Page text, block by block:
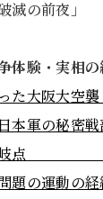
滅の前夜
体験・実相の
語った
本軍の秘密戦
策の
」問題